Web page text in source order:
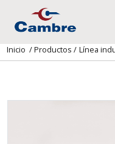
Inicio /Productos / Línea